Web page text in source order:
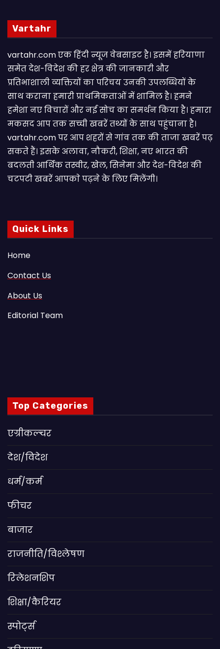
Vartahr
vartahr.com एक हिंदी न्यूज वेबसाइट है। इसमें हरियाणा
समेत देश-विदेश की हर क्षेत्र की जानकारी और
प्रतिभाशाली व्यक्तियों का परिचय उनकी उपलब्धियों के
साथ कराना हमारी प्राथमिकताओं में शामिल है। हमने
हमेशा नए विचारों और नई सोच का समर्थन किया है। हमारा
मकसद आप तक सच्ची खबरें तथ्यों के साथ पहुंचाना है।
vartahr.com पर आप शहरों से गांव तक की ताजा खबरें पढ़
सकते हैं। इसके अलावा, नौकरी, शिक्षा, नए भारत की
बदलती आर्थिक तस्वीर, खेल, सिनेमा और देश-विदेश की
चटपटी खबरें आपकाे पढ़ने के लिए मिलेंगी।
Quick Links
Home
Contact Us
About Us
Editorial Team
Top Categories
एग्रीकल्चर
देश/विदेश
धर्म/कर्म
फीचर
बाजार
राजनीति/विश्लेषण
रिलेशनशिप
शिक्षा/कैरियर
स्पोर्ट्स